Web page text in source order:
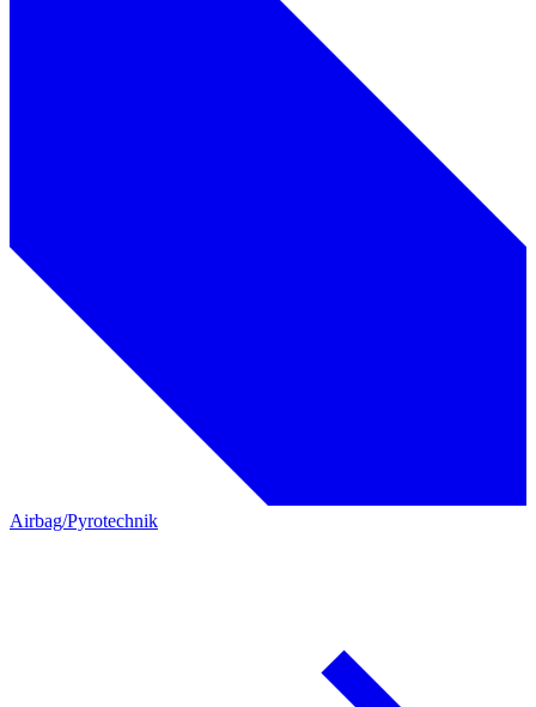
Airbag/Pyrotechnik